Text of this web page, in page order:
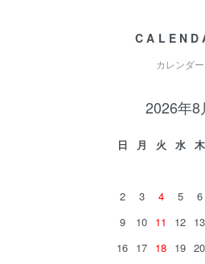
カレンダー
2026年8
日 月 火 水 木
2
3 4 5 6
9
10 11 12 13
16 17 18 19 20